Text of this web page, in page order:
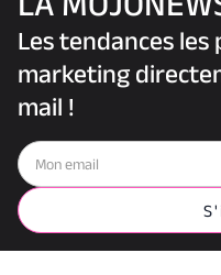
Les tendances les
marketing
mail !